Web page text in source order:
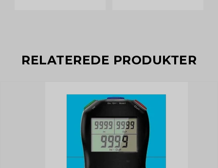
RELATEREDE PRODUKTER